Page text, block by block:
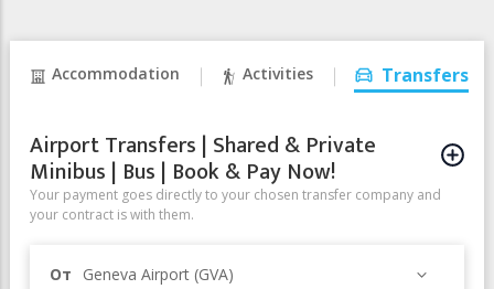
Accommodation Activities Transfers
Airport Transfers | Shared & Private
Minibus | Bus | Book & Pay Now!
Your payment goes directly to your chosen transfer company and
your contract is with them.
От Geneva Airport (GVA)